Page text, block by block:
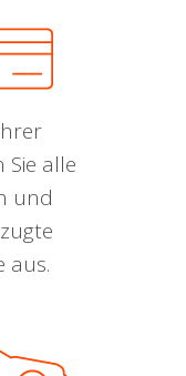
alle
und
aus.